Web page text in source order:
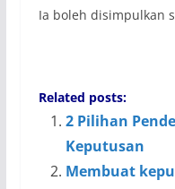
Ia boleh disimpulkan
Related posts:
2 Pilihan
Keputusan
Membuat